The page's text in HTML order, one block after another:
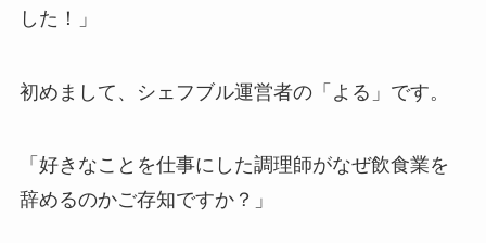
した！」
初めまして、シェフブル運営者の「よる」です。
「好きなことを仕事にした調理師がなぜ飲食業を
辞めるのかご存知ですか？」